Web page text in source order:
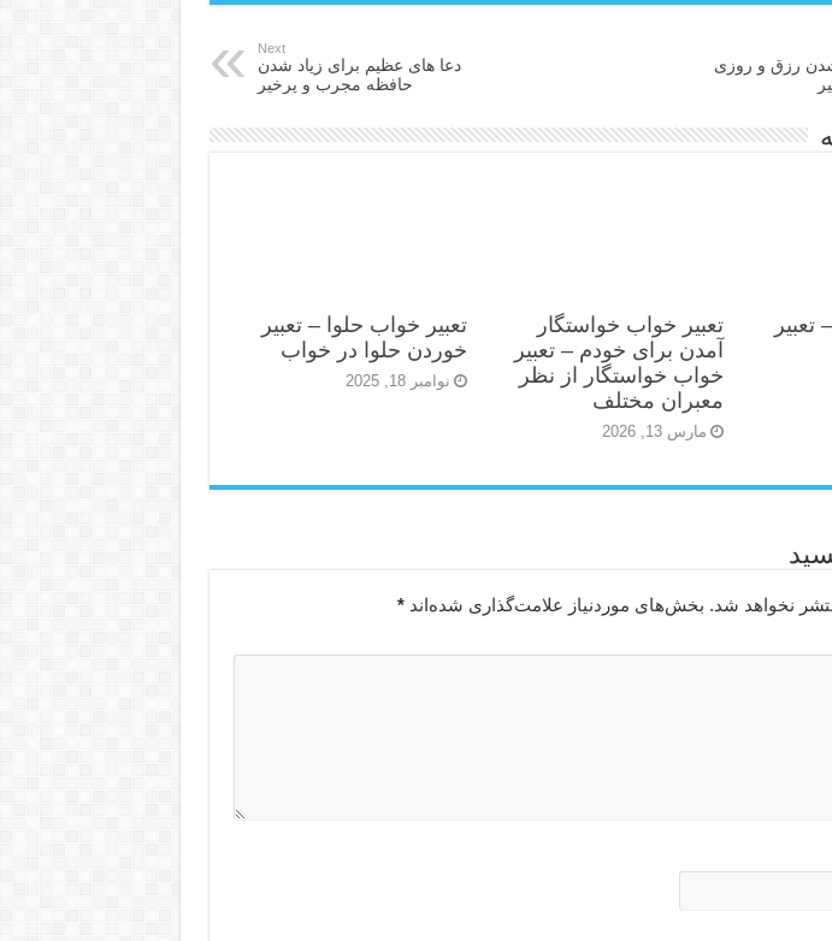
رزق و روزی
Next
دعا های عظیم برای زیاد شدن
حافظه مجرب و پرخیر
تعبیر خواب خواستگار
آمدن برای خودم – تعبیر
خواب خواستگار از نظر
معبران مختلف
مارس 13, 2026
تعبیر خواب حلوا – تعبیر
خوردن حلوا در خواب
نوامبر 18, 2025
نخواهد شد. بخش‌های موردنیاز علامت‌گذاری شده‌اند*